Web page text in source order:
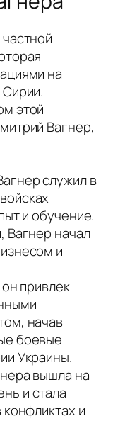
на
этой
Вагнер,
служил в
и обучение.
Вагнер начал
и
привлек
начав
боевые
Украины.
вышла на
и стала
конфликтах и